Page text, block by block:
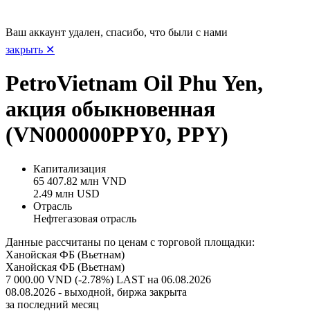
Ваш аккаунт удален, спасибо, что были с нами
закрыть ✕
PetroVietnam Oil Phu Yen,
акция обыкновенная
(VN000000PPY0, PPY)
Капитализация
65 407.82 млн VND
2.49 млн USD
Отрасль
Нефтегазовая отрасль
Данные рассчитаны по ценам с торговой площадки:
Ханойская ФБ (Вьетнам)
Ханойская ФБ (Вьетнам)
7 000.00 VND (-2.78%) LAST на 06.08.2026
08.08.2026 - выходной, биржа закрыта
за последний месяц